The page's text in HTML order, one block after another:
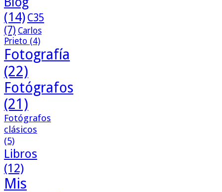
(14) C35
(7) Carlos
Prieto (4)
Fotografía
(22)
Fotógrafos
(21)
Fotógrafos
clásicos
(5)
Libros
(12)
Mis